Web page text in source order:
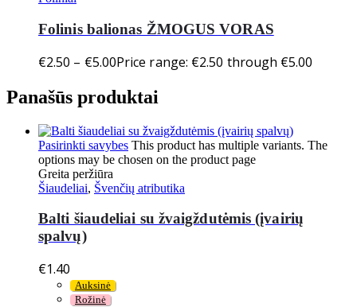
Folinis balionas ŽMOGUS VORAS
€2.50 – €5.00Price range: €2.50 through €5.00
Panašūs produktai
Pasirinkti savybes This product has multiple variants. The
options may be chosen on the product page
Greita peržiūra
Šiaudeliai, Švenčių atributika
Balti šiaudeliai su žvaigždutėmis (įvairių
spalvų)
€1.40
Auksinė
Rožinė